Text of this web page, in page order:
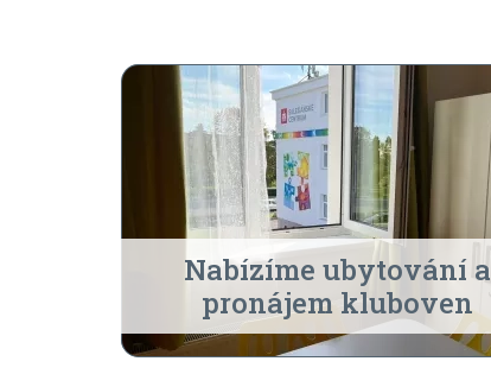
Nabízíme ubytování a
pronájem kluboven